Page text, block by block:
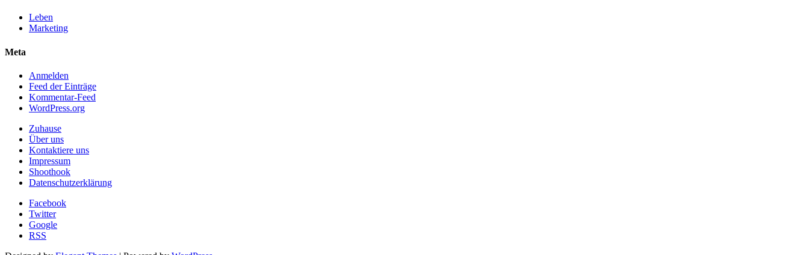
Leben
Marketing
Meta
Anmelden
Feed der Einträge
Kommentar-Feed
WordPress.org
Zuhause
Über uns
Kontaktiere uns
Impressum
Shoothook
Datenschutzerklärung
Facebook
Twitter
Google
RSS